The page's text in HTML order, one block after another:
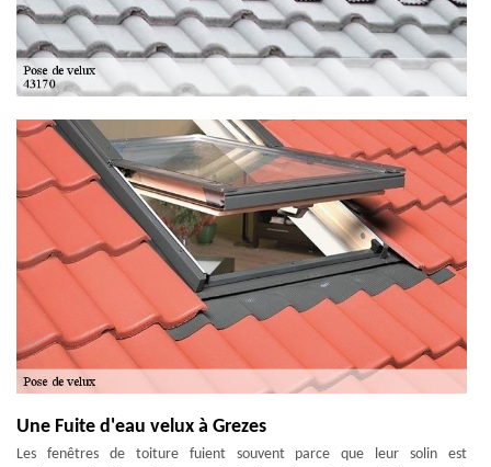
Une Fuite d'eau velux à Grezes
Les fenêtres de toiture fuient souvent parce que leur solin est